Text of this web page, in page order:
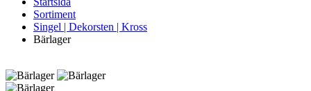
Sortiment
Singel | Dekorsten | Kross
Bärlager